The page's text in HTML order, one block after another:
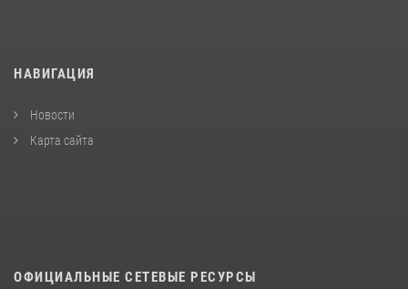
НАВИГАЦИЯ
Новости
Карта сайта
ОФИЦИАЛЬНЫЕ СЕТЕВЫЕ РЕСУРСЫ